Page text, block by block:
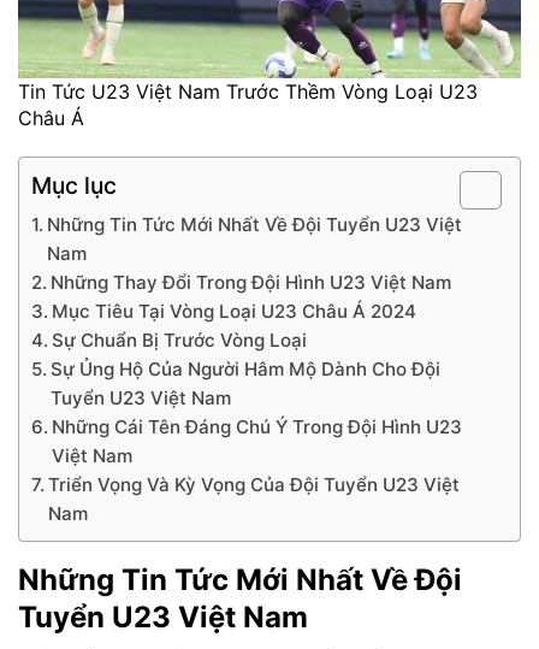
Tin Tức U23 Việt Nam Trước Thềm Vòng Loại U23
Châu Á
Mục lục
Những Tin Tức Mới Nhất Về Đội Tuyển U23 Việt
Nam
Những Thay Đổi Trong Đội Hình U23 Việt Nam
Mục Tiêu Tại Vòng Loại U23 Châu Á 2024
Sự Chuẩn Bị Trước Vòng Loại
Sự Ủng Hộ Của Người Hâm Mộ Dành Cho Đội
Tuyển U23 Việt Nam
Những Cái Tên Đáng Chú Ý Trong Đội Hình U23
Việt Nam
Triển Vọng Và Kỳ Vọng Của Đội Tuyển U23 Việt
Nam
Những Tin Tức Mới Nhất Về Đội
Tuyển U23 Việt Nam